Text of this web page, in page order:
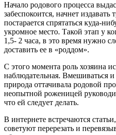
Начало родового процесса
забеспокоится, начнет издавать
постарается спрятаться куда-
укромное место. Такой этап у
1,5- 2 часа, в это время нужно
доставить ее в «роддом».
С этого момента роль хозяина
наблюдательная. Вмешиваться
природа оттачивала родовой
неопытной роженицей
что ей следует делать.
В интернете встречаются
советуют перерезать и